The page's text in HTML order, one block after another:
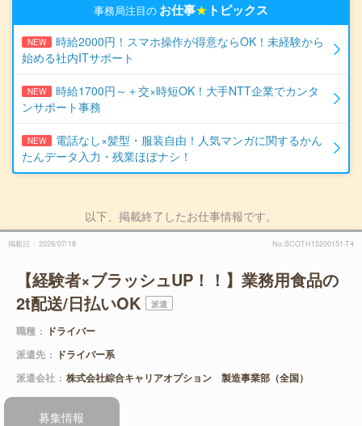
事務局注目の お仕事★ トピックス
NEW
時給2000円！スマホ操作が得意ならOK！未経験から
始める社内ITサポート
NEW
時給1700円～＋交×時短OK！大手NTT企業でカンタ
ンサポート事務
NEW
電話なし×髪型・服装自由！人気マンガに関するかん
たんデータ入力・残業ほぼナシ！
以下、掲載終了したお仕事情報です。
掲載日 2026/07/18 No.SCOTH15200151-T4
【経験者×ブラッシュUP！！】業務用食品の
2t配送/日払いOK
派遣
職種
ドライバー
派遣先
ドライバー系
派遣会社
株式会社綜合キャリアオプション 製造事業部（全国）
募集情報